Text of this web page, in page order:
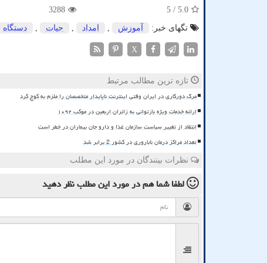
5.0
/ 5
3288
تگهای خبر:
آموزش امداد حیات دستگاه
X
تازه ترین مطالب مرتبط
مرگ دورکاری در ایران وقتی اینترنت ناپایدار متخصصان را ملزم به کوچ کرد
ارائه خدمات ویژه بازتوانی به زائران اربعین در موکب ۱۰۹۲
انتقاد از تغییر سیاست سازمان غذا و دارو جان بیماران در خطر است
تعداد مراکز درمان ناباروری در کشور 2 برابر شد
نظرات بینندگان در مورد این مطلب
لطفا شما همدر مورد این مطلبنظر دهید